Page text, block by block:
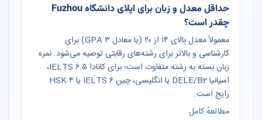
حداقل معدل و زبان برای اپلای دانشگاه Fuzhou
چقدر است؟
معمولاً معدل بالای ۱۴ از ۲۰ (یا معادل GPA ۳) برای
کارشناسی و بالاتر برای رشته‌های رقابتی توصیه می‌شود. نمره
زبان بسته به رشته متفاوت است؛ برای کانادا IELTS ۶.۵،
اسپانیا DELE/B2 یا انگلیسی، چین IELTS ۶ یا HSK ۴
رایج است.
مطالعهٔ کامل